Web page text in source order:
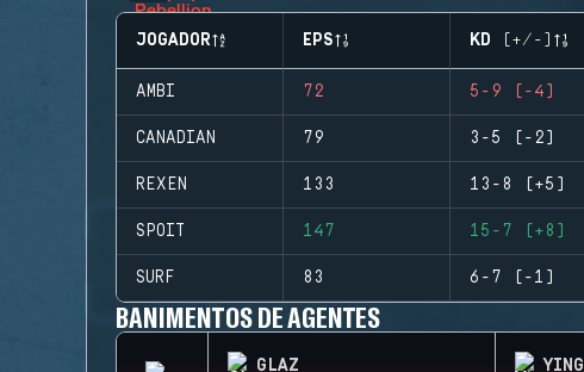
JOGADOR EPS KD (+/-)
AMBI 72 5-9 (-4)
CANADIAN 79 3-5 (-2)
REXEN 133 13-8 (+5)
SPOIT 147 15-7 (+8)
SURF 83 6-7 (-1)
BANIMENTOS DE AGENTES
GLAZ YING